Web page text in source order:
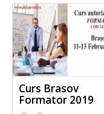
Curs Brasov
Formator 2019